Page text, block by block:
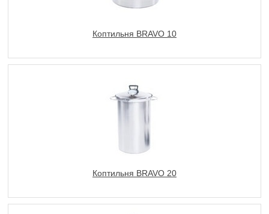
Коптильня BRAVO 10
Коптильня BRAVO 20